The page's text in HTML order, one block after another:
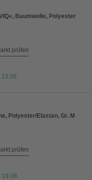
Baumwolle, Polyester
prüfen
13.08.
Polyester/Elastan, Gr. M
prüfen
19.08.